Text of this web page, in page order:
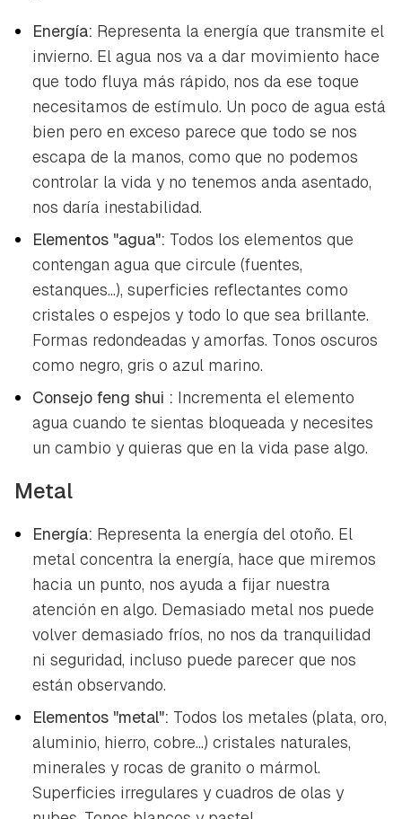
Energía: Representa la energía que transmite el
invierno. El agua nos va a dar movimiento hace
que todo fluya más rápido, nos da ese toque
necesitamos de estímulo. Un poco de agua está
bien pero en exceso parece que todo se nos
escapa de la manos, como que no podemos
controlar la vida y no tenemos anda asentado,
nos daría inestabilidad.
Elementos "agua": Todos los elementos que
contengan agua que circule (fuentes,
estanques...), superficies reflectantes como
cristales o espejos y todo lo que sea brillante.
Formas redondeadas y amorfas. Tonos oscuros
como negro, gris o azul marino.
Consejo feng shui : Incrementa el elemento
agua cuando te sientas bloqueada y necesites
un cambio y quieras que en la vida pase algo.
Metal
Energía: Representa la energía del otoño. El
metal concentra la energía, hace que miremos
hacia un punto, nos ayuda a fijar nuestra
atención en algo. Demasiado metal nos puede
volver demasiado fríos, no nos da tranquilidad
ni seguridad, incluso puede parecer que nos
están observando.
Elementos "metal": Todos los metales (plata, oro,
aluminio, hierro, cobre...) cristales naturales,
minerales y rocas de granito o mármol.
Superficies irregulares y cuadros de olas y